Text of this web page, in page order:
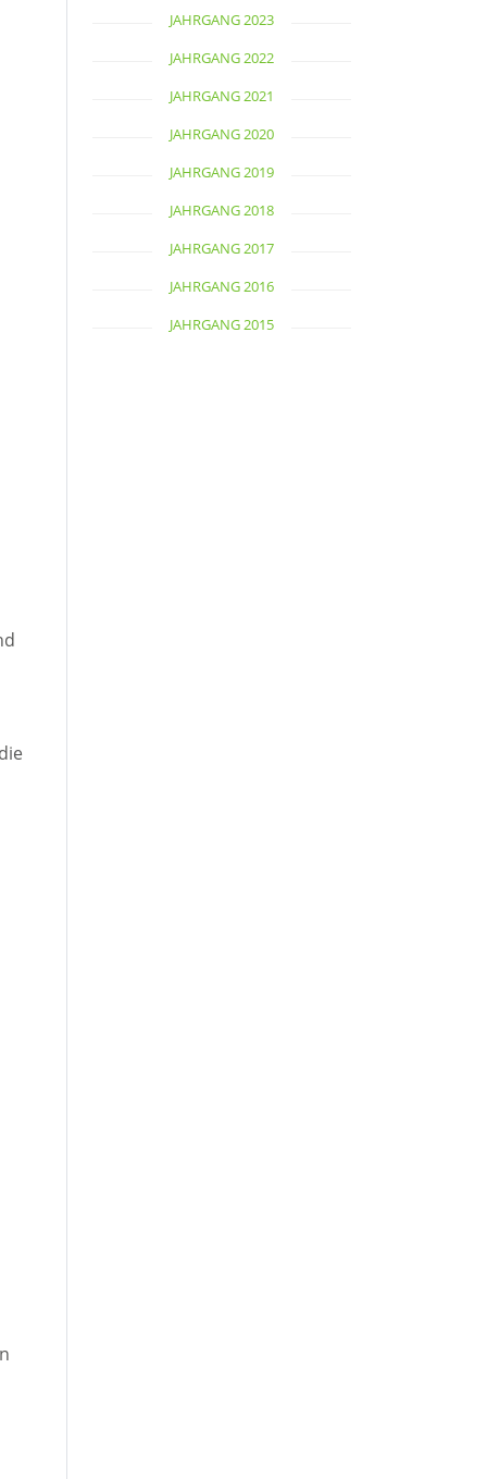
JAHRGANG 2023
JAHRGANG 2022
JAHRGANG 2021
JAHRGANG 2020
JAHRGANG 2019
JAHRGANG 2018
JAHRGANG 2017
JAHRGANG 2016
JAHRGANG 2015